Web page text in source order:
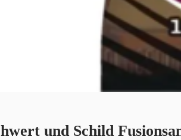
und Schild